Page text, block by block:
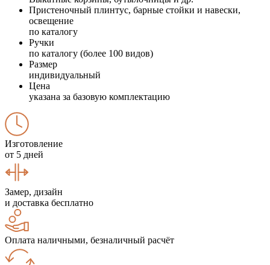
Пристеночный плинтус, барные стойки и навески,
освещение
по каталогу
Ручки
по каталогу (более 100 видов)
Размер
индивидуальный
Цена
указана за базовую комплектацию
Изготовление
от 5 дней
Замер, дизайн
и доставка бесплатно
Оплата наличными, безналичный расчёт